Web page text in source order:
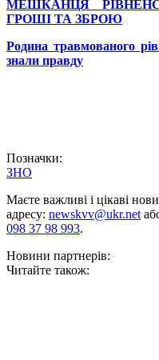
МЕШКАНЦЯ
ГРОШІ ТА ЗБРОЮ
Родина травмованого
знали правду
Позначки:
ЗНО
Маєте важливі і цікаві
адресу: newskvv@ukr.net
098 37 98 993.
Новини партнерів:
Читайте також: